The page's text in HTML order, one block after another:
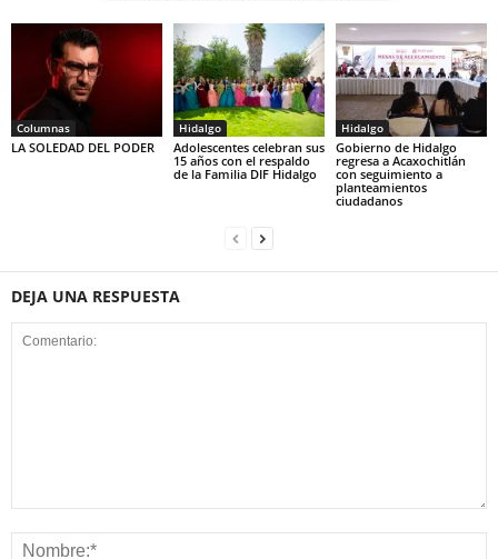
Columnas
LA SOLEDAD DEL PODER
Hidalgo
Adolescentes celebran sus
15 años con el respaldo
de la Familia DIF Hidalgo
Hidalgo
Gobierno de Hidalgo
regresa a Acaxochitlán
con seguimiento a
planteamientos
ciudadanos
DEJA UNA RESPUESTA